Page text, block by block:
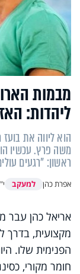
מבמות
ליהדות:
הוא ליווה את בועז
משה פרץ. עכשיו
ראשון: "רגעים
אפרת כהן למעקב
אריאל כהן עבר
מקצועית, בדרך
הפנימית שלו.
חומר מקורי,